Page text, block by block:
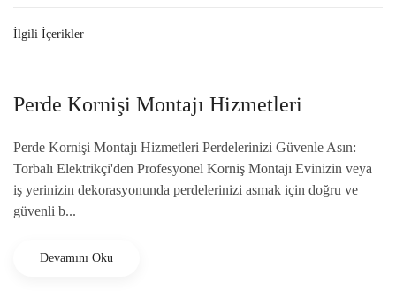
İlgili İçerikler
Perde Kornişi Montajı Hizmetleri
Perde Kornişi Montajı Hizmetleri Perdelerinizi Güvenle Asın:
Torbalı Elektrikçi'den Profesyonel Korniş Montajı Evinizin veya
iş yerinizin dekorasyonunda perdelerinizi asmak için doğru ve
güvenli b...
Devamını Oku